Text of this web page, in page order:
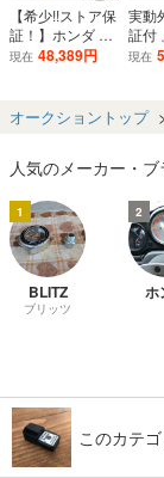
【希少!!ストア保
証！】ホンダ 純
正 FD2 シビック
ター コンビネー
ションメーター
W-J020
現在 48,389円
実動
証付
正
ー
です
現在
オークショントップ
人気のメーカー・ブ
1
BLITZ
ブリッツ
2
ホ
このカテ